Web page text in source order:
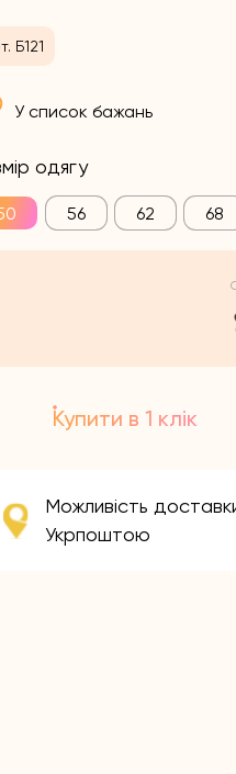
Б121
У список бажань
одягу
56 62 68
Купити в 1 клік
Можливість
Укрпоштою